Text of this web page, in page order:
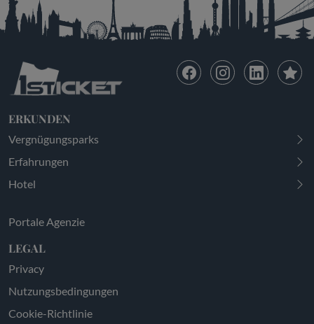
ERKUNDEN
Vergnügungsparks
Erfahrungen
Hotel
Portale Agenzie
LEGAL
Privacy
Nutzungsbedingungen
Cookie-Richtlinie